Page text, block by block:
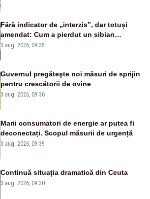
Fără indicator de „interzis”, dar totuși
amendat: Cum a pierdut un sibian
procesul pentru o parcare în centrul
3 aug. 2026, 09:35
Guvernul pregăteşte noi măsuri de sprijin
pentru crescătorii de ovine
3 aug. 2026, 09:36
Marii consumatori de energie ar putea fi
deconectați. Scopul măsurii de urgență
3 aug. 2026, 09:39
Continuă situația dramatică din Ceuta
3 aug. 2026, 09:30